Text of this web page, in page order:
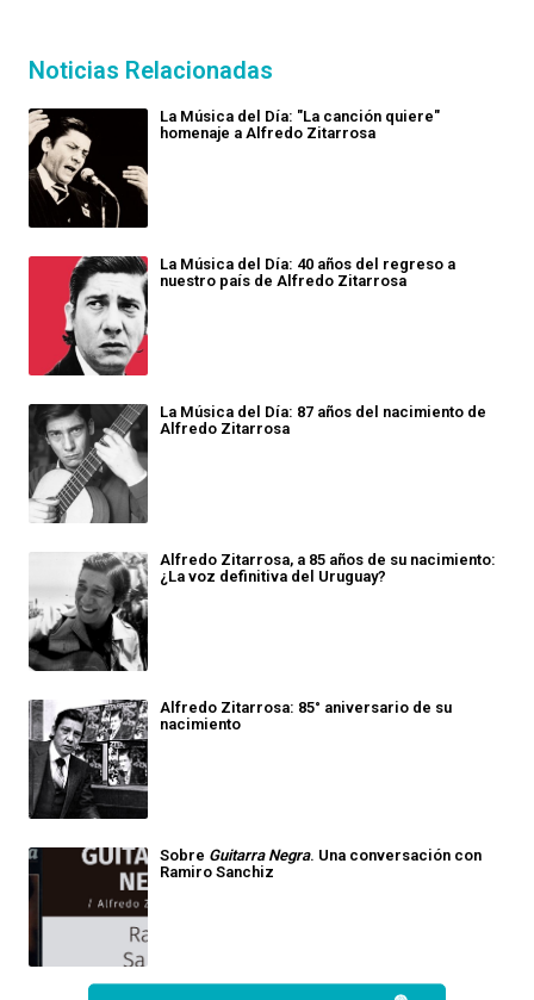
Noticias Relacionadas
La Música del Día: "La canción quiere"
homenaje a Alfredo Zitarrosa
La Música del Día: 40 años del regreso a
nuestro país de Alfredo Zitarrosa
La Música del Día: 87 años del nacimiento de
Alfredo Zitarrosa
Alfredo Zitarrosa, a 85 años de su nacimiento:
¿La voz definitiva del Uruguay?
Alfredo Zitarrosa: 85° aniversario de su
nacimiento
Sobre Guitarra Negra. Una conversación con
Ramiro Sanchiz